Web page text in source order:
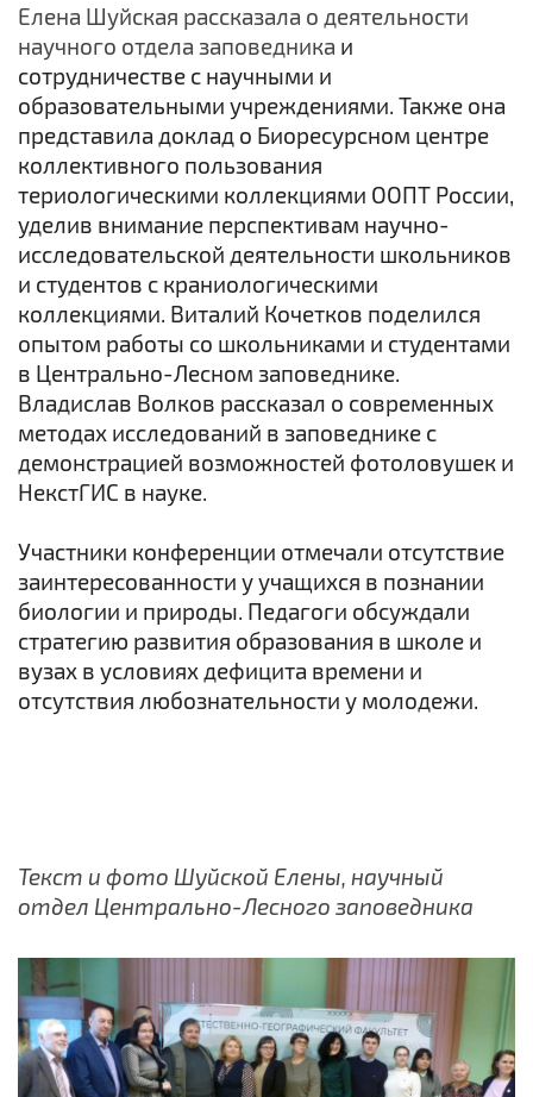
Елена Шуйская рассказала о деятельности
научного отдела заповедника и
сотрудничестве с научными и
образовательными учреждениями. Также она
представила доклад о Биоресурсном центре
коллективного пользования
териологическими коллекциями ООПТ России,
уделив внимание перспективам научно-
исследовательской деятельности школьников
и студентов с краниологическими
коллекциями. Виталий Кочетков поделился
опытом работы со школьниками и студентами
в Центрально-Лесном заповеднике.
Владислав Волков рассказал о современных
методах исследований в заповеднике с
демонстрацией возможностей фотоловушек и
НекстГИС в науке.
Участники конференции отмечали отсутствие
заинтересованности у учащихся в познании
биологии и природы. Педагоги обсуждали
стратегию развития образования в школе и
вузах в условиях дефицита времени и
отсутствия любознательности у молодежи.
Текст и фото Шуйской Елены, научный
отдел Центрально-Лесного заповедника